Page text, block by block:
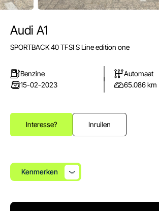
E-mail
info@autoparkuden.nl
Telefoon
&+31413 33 24 24
Weverstraat 2
5405 BN Uden
10.00 - 15.00
Zo:
Gesloten
Openingstijden werkplaats
Audi A1
SPORTBACK 40 TFSI S Line edition one
Benzine
Automaat
15-02-2023
65.086 km
Interesse? Inruilen
Kenmerken